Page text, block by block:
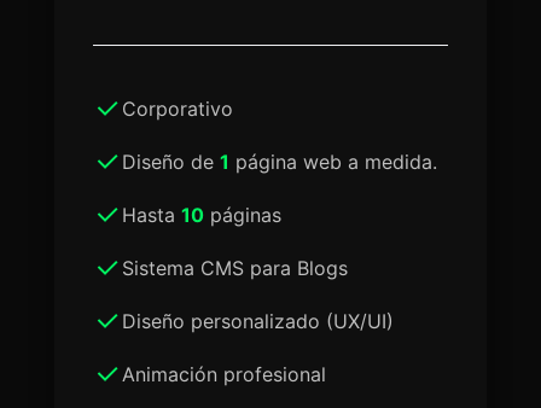
Corporativo
Diseño de 1 página web a medida.
Hasta 10páginas
Sistema CMS para Blogs
Diseño personalizado (UX/UI)
Animación profesional